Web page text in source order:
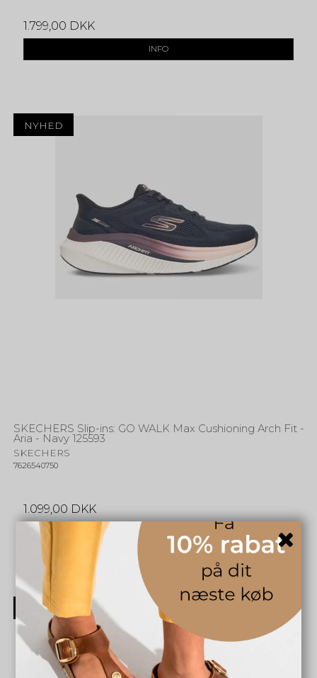
1.799,00 DKK
INFO
NYHED
SKECHERS Slip-ins: GO WALK Max Cushioning Arch Fit -
Aria - Navy 125593
SKECHERS
7626540750
1.099,00 DKK
NYHED